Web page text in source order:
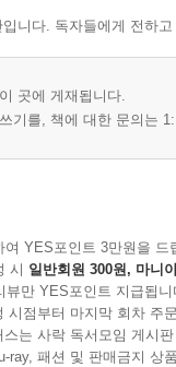
니다. 독자들에게 전하
곳에 게재됩니다.
기를, 책에 대한 문의는
YES포인트 3만원을 드
시 일반회원 300원, 마니
뷰만 YES포인트 지급됩니
시점부터 마지막 회차 주
는 사락 독서모임 게시
ray, 패션 및 판매금지 상